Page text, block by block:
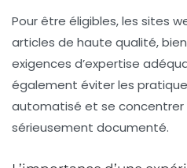
Pour être éligibles, les sites
articles de haute qualité,
exigences d’expertise
également éviter les
automatisé et se concentrer
sérieusement documenté.